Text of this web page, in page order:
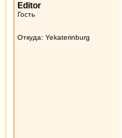
Editor
Гость
Откуда: Yekaterinburg